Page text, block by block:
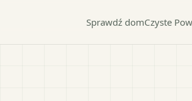
Sprawdź domCzyste